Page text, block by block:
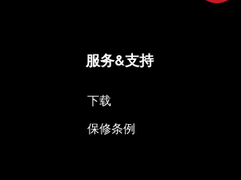
服务&支持
下载
保修条例